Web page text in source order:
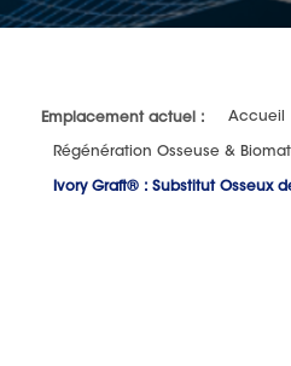
Emplacement actuel : Accueil
Régénération Osseuse &
Ivory Graft® : Substitut Osseux